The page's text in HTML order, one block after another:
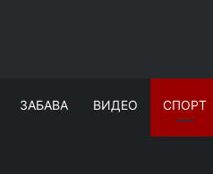
ЗАБАВА ВИДЕО СПОРТ